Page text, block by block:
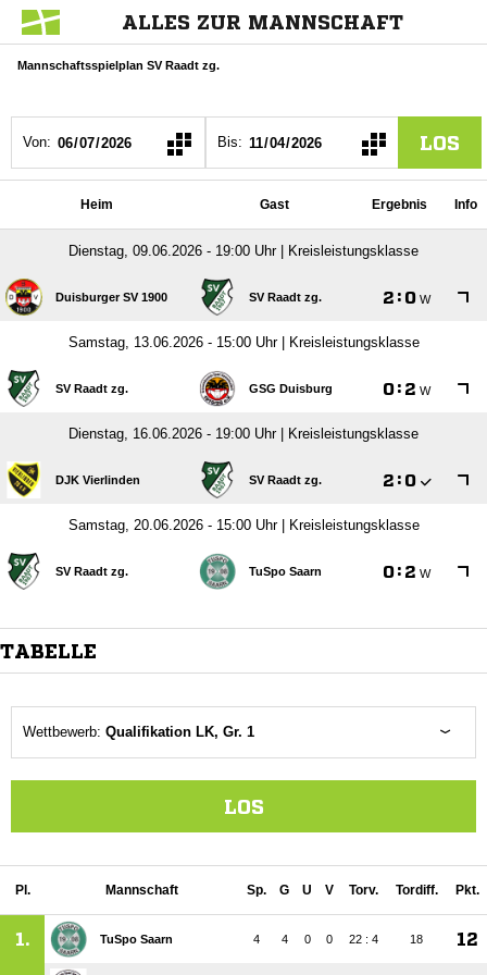
ALLES ZUR MANNSCHAFT
Mannschaftsspielplan SV Raadt zg.
Von: Bis: LOS
Heim Gast Ergebnis Info
Dienstag, 09.06.2026 - 19:00 Uhr | Kreisleistungsklasse
Duisburger SV 1900 SV Raadt zg.  : W
Samstag, 13.06.2026 - 15:00 Uhr | Kreisleistungsklasse
SV Raadt zg. GSG Duisburg :  W
Dienstag, 16.06.2026 - 19:00 Uhr | Kreisleistungsklasse
DJK Vierlinden SV Raadt zg.  : 
Samstag, 20.06.2026 - 15:00 Uhr | Kreisleistungsklasse
SV Raadt zg. TuSpo Saarn :  W
TABELLE
Wettbewerb: Qualifikation LK, Gr. 1
LOS
Pl. Mannschaft Sp. G U V Torv. Tordiff. Pkt.
1. TuSpo Saarn 4 4 0 0 22 : 4 18 12